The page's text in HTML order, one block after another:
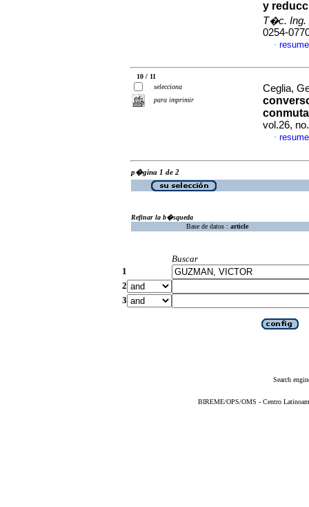
y
T�c. Ing.
0254-
·
10 / 11
selecciona
para imprimir
Ceglia,
vol.26,
·
p�gina 1 de 2
Refinar la b�squeda
Base de datos : article
Buscar
1
2
3
Search
BIREME/OPS/OMS - Centro